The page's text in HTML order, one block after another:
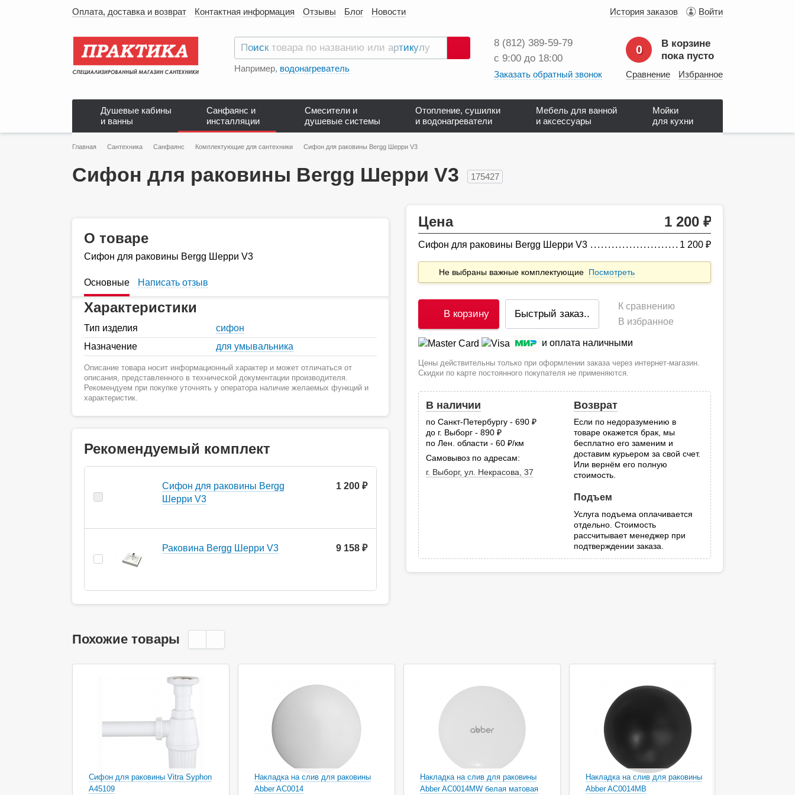
Оплата, доставка и возврат Контактная информация Отзывы Блог Новости История заказов Войти
Поиск
Например, водонагреватель
8 (812) 389‑59‑79
с 9:00 до 18:00
Заказать обратный звонок
0
В корзине
пока пусто
Сравнение Избранное
Душевые кабины
и ванны
Санфаянс и
инсталляции
Смесители и
душевые системы
Отопление, сушилки
и водонагреватели
Мебель для ванной
и аксессуары
Мойки
для кухни
Главная Сантехника Санфаянс Комплектующие для сантехники Сифон для раковины Bergg Шерри V3
Сифон для раковины Bergg Шерри V3 175427
Цена 1 200
Сифон для раковины Bergg Шерри V3 1 200
Не выбраны важные комплектующие Посмотреть
В корзину Быстрый заказ..
К сравнению
В избранное
и оплата наличными
Цены действительны только при оформлении заказа через интернет-магазин.
Скидки по карте постоянного покупателя не применяются.
В наличии
по Санкт-Петербургу - 690
до г. Выборг - 890
по Лен. области - 60
руб.
/км
Самовывоз по адресам:
г. Выборг, ул. Некрасова, 37
Возврат
Если по недоразумению в
товаре окажется брак, мы
бесплатно его заменим и
доставим курьером за свой счет.
Или вернём его полную
стоимость.
Подъем
Услуга подъема оплачивается
отдельно. Стоимость
рассчитывает менеджер при
подтверждении заказа.
О товаре
Сифон для раковины Bergg Шерри V3
Основные Написать отзыв
Характеристики
Тип изделия
сифон
Назначение
для умывальника
Описание товара носит информационный характер и может отличаться от
описания, представленного в технической документации производителя.
Рекомендуем при покупке уточнять у оператора наличие желаемых функций и
характеристик.
Рекомендуемый комплект
Сифон для раковины Bergg
Шерри V3
1 200 ₽
Раковина Bergg Шерри V3 9 158 ₽
Похожие товары
Сифон для раковины Vitra Syphon
A45109
Накладка на слив для раковины
Abber AC0014
Накладка на слив для раковины
Abber AC0014MW белая матовая
Накладка на слив для раковины
Abber AC0014MB